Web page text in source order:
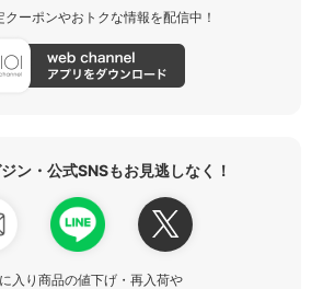
クーポンやおトクな情報を配信中！
ン・公式SNSもお見逃しなく！
入り商品の値下げ・再入荷や